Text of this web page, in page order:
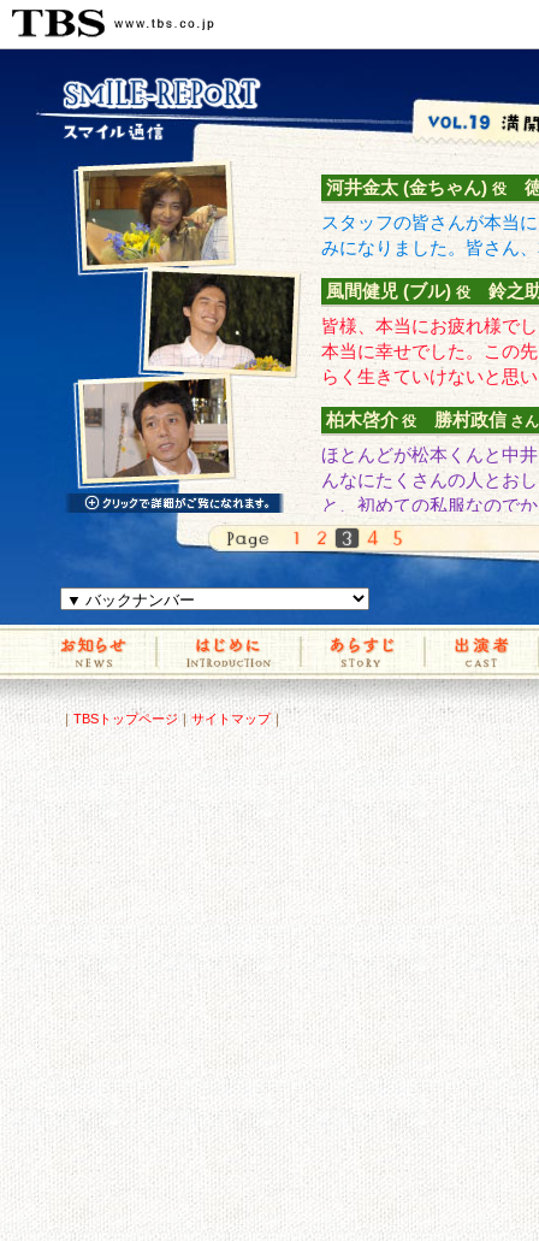
河井金太 (金ちゃん) 役
スタッフの皆さんが本当
みになりました。皆さん
風間健児 (ブル) 役 鈴之
皆様、本当にお疲れ様で
本当に幸せでした。この
らく生きていけないと思
柏木啓介 役 勝村政信 さん
ほとんどが松本くんと中
んなにたくさんの人とお
と、初めての私服なので
した。(→)
｜ TBSトップページ ｜ サイトマップ｜